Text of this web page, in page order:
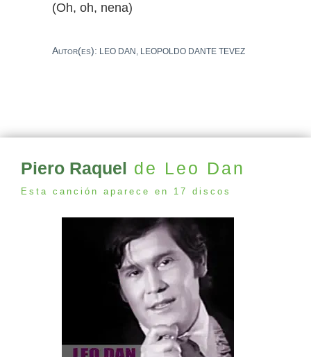
(Oh, oh, nena)
Autor(es): LEO DAN, LEOPOLDO DANTE TEVEZ
Piero Raquel de Leo Dan
Esta canción aparece en 17 discos